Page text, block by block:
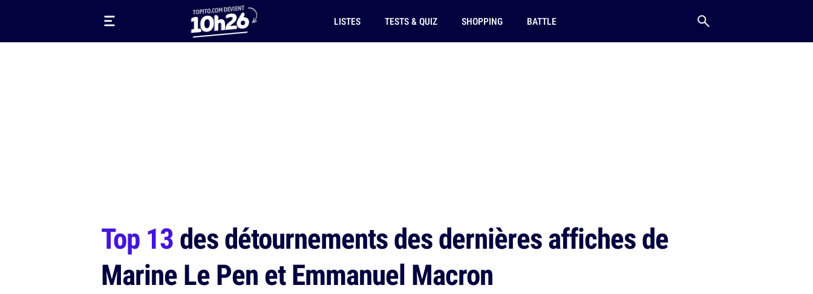
LISTES TESTS & QUIZ SHOPPING BATTLE
Top 13des détournements des dernières affiches de
Marine Le Pen et Emmanuel Macron